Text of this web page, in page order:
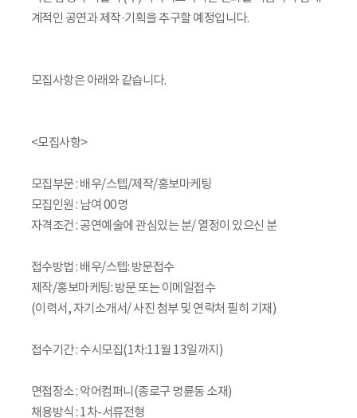
계적인 공연과 제작·기획을 추구할 예정입니다.
모집사항은 아래와 같습니다.
<모집사항>
모집부문 : 배우/스텝/제작/홍보마케팅
모집인원 : 남여 00명
자격조건 : 공연예술에 관심있는 분/ 열정이 있으신 분
접수방법 : 배우/스텝: 방문접수
제작/홍보마케팅: 방문 또는 이메일접수
(이력서, 자기소개서/ 사진 첨부 및 연락처 필히 기재)
접수기간 : 수시모집(1차:11월 13일까지)
면접장소 : 악어컴퍼니(종로구 명륜동 소재)
채용방식 : 1차-서류전형